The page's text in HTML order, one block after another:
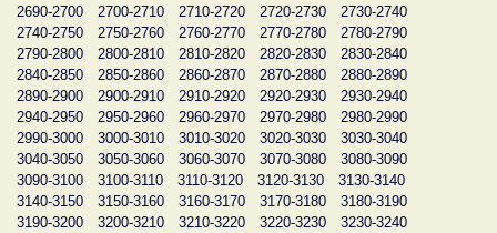
2690-2700
2700-2710 2710-2720 2720-2730
2730-2740
2740-2750
2750-2760 2760-2770 2770-2780
2780-2790
2790-2800
2800-2810 2810-2820 2820-2830
2830-2840
2840-2850
2850-2860 2860-2870 2870-2880
2880-2890
2890-2900
2900-2910 2910-2920 2920-2930
2930-2940
2940-2950
2950-2960 2960-2970 2970-2980
2980-2990
2990-3000
3000-3010 3010-3020 3020-3030
3030-3040
3040-3050
3050-3060 3060-3070 3070-3080
3080-3090
3090-3100
3100-3110 3110-3120 3120-3130
3130-3140
3140-3150
3150-3160 3160-3170 3170-3180
3180-3190
3190-3200
3200-3210 3210-3220 3220-3230
3230-3240